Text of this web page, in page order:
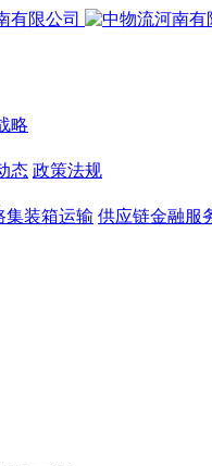
略
态 政策法规
集装箱运输 供应链金融服